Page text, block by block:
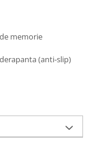
memorie
(anti-slip)